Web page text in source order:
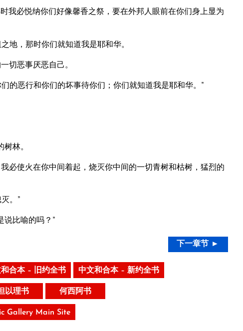
我必悦纳你们好像馨香之祭，要在外邦人眼前在你们身上显为
地，那时你们就知道我是耶和华。
切恶事厌恶自己。
的恶行和你们的坏事待你们；你们就知道我是耶和华。”
林。
必使火在你中间着起，烧灭你中间的一切青树和枯树，猛烈的
。”
说比喻的吗？”
下一章节 ►
合本 – 旧约全书 中文和合本 – 新约全书
以理书 何西阿书
Gallery Main Site